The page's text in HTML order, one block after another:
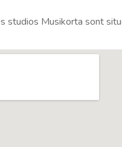
studios Musikorta sont